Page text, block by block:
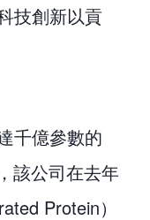
技創新以貢
千億參數的
該公司在去年
Protein）